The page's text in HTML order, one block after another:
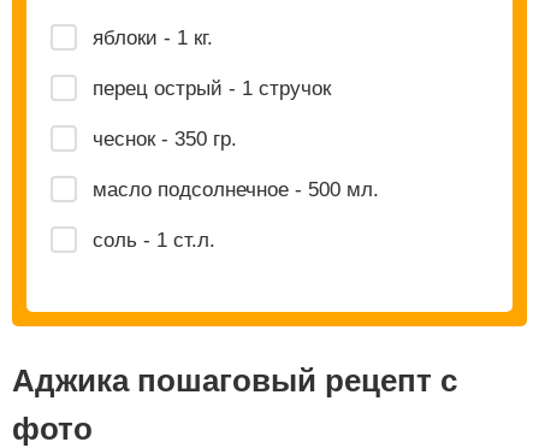
яблоки - 1 кг.
перец острый - 1 стручок
чеснок - 350 гр.
масло подсолнечное - 500 мл.
соль - 1 ст.л.
Аджика пошаговый рецепт с
фото